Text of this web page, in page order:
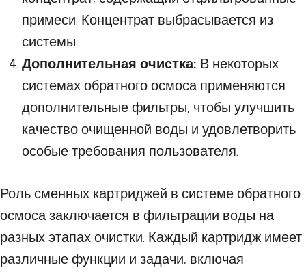
примеси. Концентрат выбрасывается из
системы.
Дополнительная очистка: В некоторых
системах обратного осмоса применяются
дополнительные фильтры, чтобы улучшить
качество очищенной воды и удовлетворить
особые требования пользователя.
Роль сменных картриджей в системе обратного
осмоса заключается в фильтрации воды на
разных этапах очистки. Каждый картридж имеет
различные функции и задачи, включая